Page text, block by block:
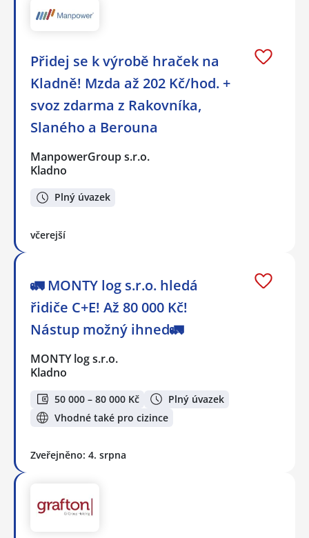
Přidej se k výrobě hraček na
Kladně! Mzda až 202 Kč/hod. +
svoz zdarma z Rakovníka,
Slaného a Berouna
ManpowerGroup s.r.o.
Kladno
Plný úvazek
včerejší
🚛 MONTY log s.r.o. hledá
řidiče C+E! Až 80 000 Kč!
Nástup možný ihned🚛
MONTY log s.r.o.
Kladno
50 000 – 80 000 Kč
Plný úvazek
Vhodné také pro cizince
Zveřejněno: 4. srpna